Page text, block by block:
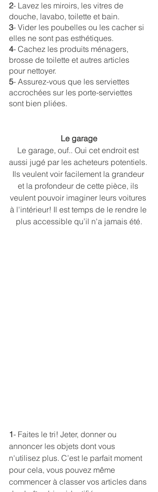
2- Lavez les miroirs, les vitres de
douche, lavabo, toilette et bain.
3- Vider les poubelles ou les cacher si
elles ne sont pas esthétiques.
4- Cachez les produits ménagers,
brosse de toilette et autres articles
pour nettoyer.
5- Assurez-vous que les serviettes
accrochées sur les porte-serviettes
sont bien pliées.
Le garage
Le garage, ouf.. Oui cet endroit est
aussi jugé par les acheteurs potentiels.
Ils veulent voir facilement la grandeur
et la profondeur de cette pièce, ils
veulent pouvoir imaginer leurs voitures
à l'intérieur! Il est temps de le rendre le
plus accessible qu’il n'a jamais été.
1- Faites le tri! Jeter, donner ou
annoncer les objets dont vous
n'utilisez plus. C’est le parfait moment
pour cela, vous pouvez même
commencer à classer vos articles dans